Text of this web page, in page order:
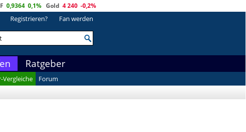
0,9364 0,1% Gold 4 240 -0,2%
Registrieren? Fan werden
Ratgeber
Vergleiche
Forum